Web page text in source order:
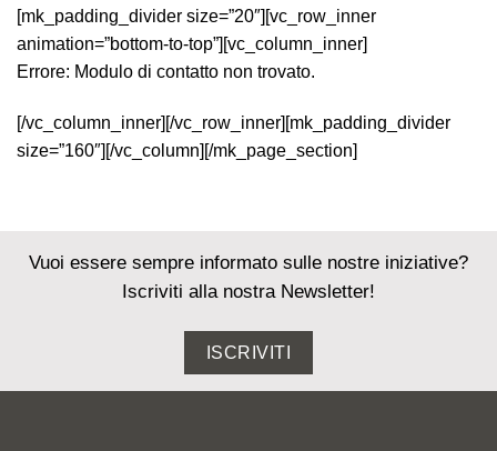
[mk_padding_divider size=”20″][vc_row_inner
animation=”bottom-to-top”][vc_column_inner]
Errore: Modulo di contatto non trovato.
[/vc_column_inner][/vc_row_inner][mk_padding_divider
size=”160″][/vc_column][/mk_page_section]
Vuoi essere sempre informato sulle nostre iniziative?
Iscriviti alla nostra Newsletter!
ISCRIVITI